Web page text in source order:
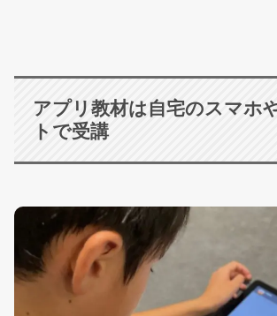
アプリ教材は自宅のスマホ
トで受講